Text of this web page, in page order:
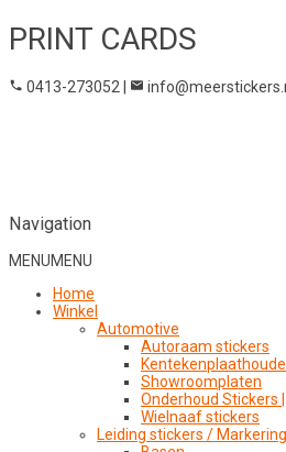
PRINT CARDS
0413-273052 |
Navigation
MENUMENU
Home
Winkel
Automotive
Autoraam stickers
Showroomplaten
Onderhoud Stickers
Wielnaaf stickers
Leiding stickers /